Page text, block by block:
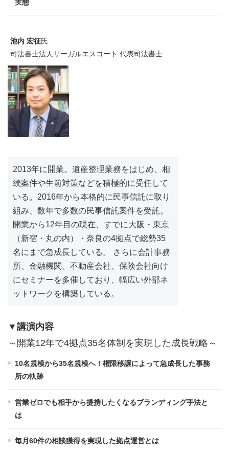
実態
池内 宏征氏
司法書士法人リーガルエスコート 代表司法書士
2013年に開業。遺産整理業務をはじめ、相
続案件や生前対策などを積極的に受任して
いる。2016年から本格的に民事信託に取り
組み、数年で多数の民事信託案件を受託。
開業から12年目の現在、すでに大阪・東京
（新宿・丸の内）・奈良の4拠点で総勢35
名にまで急成長している。 さらに会計事務
所、金融機関、不動産会社、保険会社向け
にセミナーを多催しており、幅広い外部ネ
ットワークを構築している。
▼講演内容
～開業12年で4拠点35名体制を実現した成長戦略～
10名規模から35名規模へ！権限移譲によって急成長した事務
所の軌跡
営業ゼロでも相手から提携したくなるブランディング手法と
は
毎月60件の相談獲得を実現した拠点運営とは